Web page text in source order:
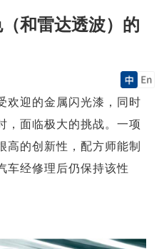
和雷达透波）的
欢迎的金属闪光漆，同时
，面临极大的挑战。一项
高的创新性，配方师能制
车经修理后仍保持该性